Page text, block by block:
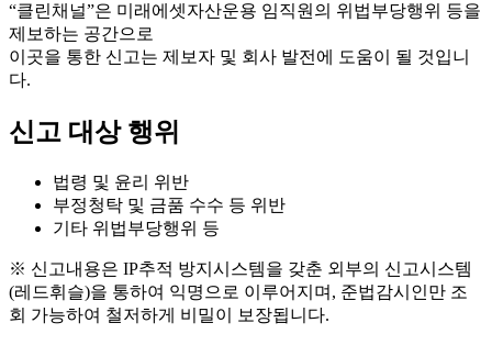
“클린채널”은 미래에셋자산운용 임직원의 위법부당행위 등을
제보하는 공간으로
이곳을 통한 신고는 제보자 및 회사 발전에 도움이 될 것입니
다.
신고 대상 행위
법령 및 윤리 위반
부정청탁 및 금품 수수 등 위반
기타 위법부당행위 등
※ 신고내용은 IP추적 방지시스템을 갖춘 외부의 신고시스템
(레드휘슬)을 통하여 익명으로 이루어지며, 준법감시인만 조
회 가능하여 철저하게 비밀이 보장됩니다.